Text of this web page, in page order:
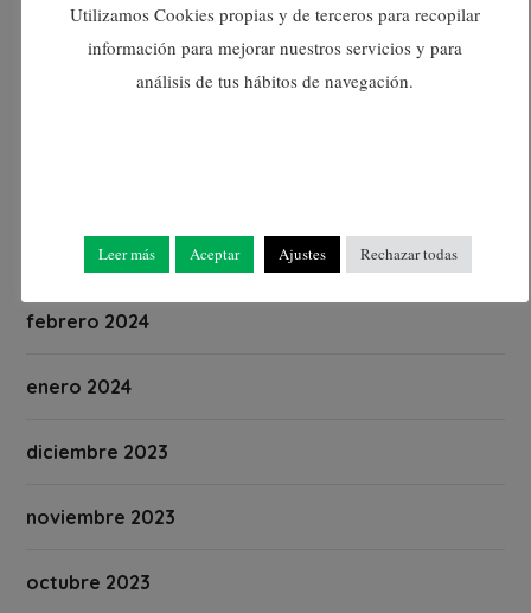
junio 2024
marzo 2024
febrero 2024
enero 2024
diciembre 2023
noviembre 2023
octubre 2023
Utilizamos Cookies propias y de terceros para recopilar
información para mejorar nuestros servicios y para
análisis de tus hábitos de navegación.
Leer más Aceptar Ajustes Rechazar todas